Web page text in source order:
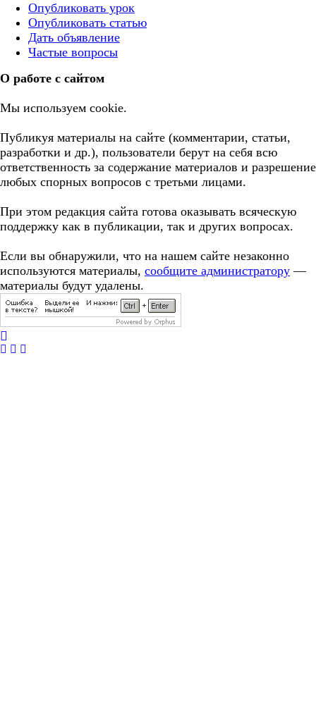
Опубликовать урок
Опубликовать статью
Дать объявление
Частые вопросы
О работе с сайтом
Мы используем cookie.
Публикуя материалы на сайте (комментарии, статьи,
разработки и др.), пользователи берут на себя всю
ответственность за содержание материалов и разрешение
любых спорных вопросов с третьми лицами.
При этом редакция сайта готова оказывать всяческую
поддержку как в публикации, так и других вопросах.
Если вы обнаружили, что на нашем сайте незаконно
используются материалы, сообщите администратору —
материалы будут удалены.